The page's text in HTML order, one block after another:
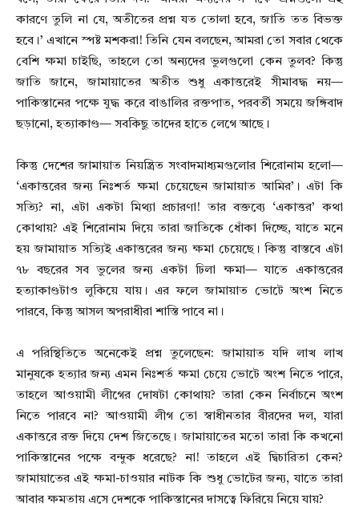
কারণে তুলি না যে, অতীতের প্রশ্ন যত তোলা হবে, জাতি তত বিভক্ত
হবে।’ এখানে স্পষ্ট মশকরা! তিনি যেন বলছেন, আমরা তো সবার থেকে
বেশি ক্ষমা চাইছি, তাহলে তো অন্যদের ভুলগুলো কেন তুলব? কিন্তু
জাতি জানে, জামায়াতের অতীত শুধু একাত্তরেই সীমাবদ্ধ নয়—
পাকিস্তানের পক্ষে যুদ্ধ করে বাঙালির রক্তপাত, পরবর্তী সময়ে জঙ্গিবাদ
ছড়ানো, হত্যাকাণ্ড— সবকিছু তাদের হাতে লেগে আছে।
কিন্তু দেশের জামায়াত নিয়ন্ত্রিত সংবাদমাধ্যমগুলোর শিরোনাম হলো—
‘একাত্তরের জন্য নিঃশর্ত ক্ষমা চেয়েছেন জামায়াত আমির’। এটা কি
সত্যি? না, এটা একটা মিথ্যা প্রচারণা! তার বক্তব্যে ‘একাত্তর’ কথা
কোথায়? এই শিরোনাম দিয়ে তারা জাতিকে ধোঁকা দিচ্ছে, যাতে মনে
হয় জামায়াত সত্যিই একাত্তরের জন্য ক্ষমা চেয়েছে। কিন্তু বাস্তবে এটা
৭৮ বছরের সব ভুলের জন্য একটা ঢিলা ক্ষমা— যাতে একাত্তরের
হত্যাকাণ্ডটাও লুকিয়ে যায়। এর ফলে জামায়াত ভোটে অংশ নিতে
পারবে, কিন্তু আসল অপরাধীরা শাস্তি পাবে না।
এ পরিস্থিতিতে অনেকেই প্রশ্ন তুলেছেন: জামায়াত যদি লাখ লাখ
মানুষকে হত্যার জন্য এমন নিঃশর্ত ক্ষমা চেয়ে ভোটে অংশ নিতে পারে,
তাহলে আওয়ামী লীগের দোষটা কোথায়? তারা কেন নির্বাচনে অংশ
নিতে পারবে না? আওয়ামী লীগ তো স্বাধীনতার বীরদের দল, যারা
একাত্তরে রক্ত দিয়ে দেশ জিতেছে। জামায়াতের মতো তারা কি কখনো
পাকিস্তানের পক্ষে বন্দুক ধরেছে? না! তাহলে এই দ্বিচারিতা কেন?
জামায়াতের এই ক্ষমা-চাওয়ার নাটক কি শুধু ভোটের জন্য, যাতে তারা
আবার ক্ষমতায় এসে দেশকে পাকিস্তানের দাসত্বে ফিরিয়ে নিয়ে যায়?